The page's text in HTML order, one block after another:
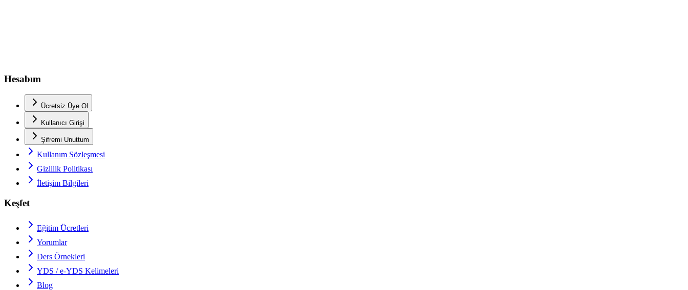
Hesabım
Ücretsiz Üye Ol
Kullanıcı Girişi
Şifremi Unuttum
Kullanım Sözleşmesi
Gizlilik Politikası
İletişim Bilgileri
Keşfet
Eğitim Ücretleri
Yorumlar
Ders Örnekleri
YDS / e-YDS Kelimeleri
Blog